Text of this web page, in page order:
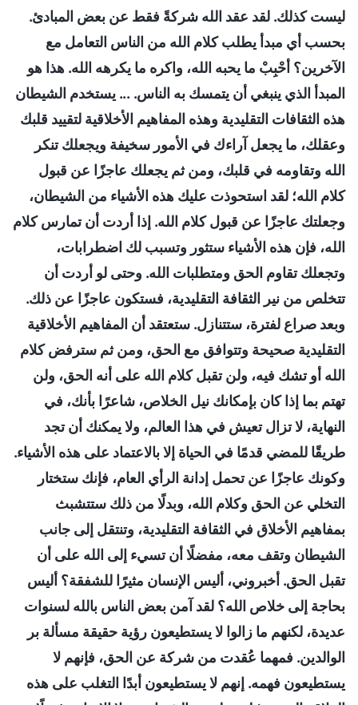
ليست كذلك. لقد عقد الله شركةً فقط عن بعض المبادئ.
بحسب أي مبدأ يطلب كلام الله من الناس التعامل مع
الآخرين؟ أحْبِبْ ما يحبه الله، واكره ما يكرهه الله. هذا هو
المبدأ الذي ينبغي أن يتمسك به الناس. ... يستخدم الشيطان
هذه الثقافات التقليدية وهذه المفاهيم الأخلاقية لتقييد قلبك
وعقلك، ما يجعل آراءك في الأمور سخيفة ويجعلك تنكر
الله وتقاومه في قلبك، ومن ثم يجعلك عاجزًا عن قبول
كلام الله؛ لقد استحوذت عليك هذه الأشياء من الشيطان،
وجعلتك عاجزًا عن قبول كلام الله. إذا أردت أن تمارس كلام
الله، فإن هذه الأشياء ستثور وتسبب لك اضطرابات،
وتجعلك تقاوم الحق ومتطلبات الله. وحتى لو أردت أن
تتخلص من نير الثقافة التقليدية، فستكون عاجزًا عن ذلك.
وبعد صراع لفترة، ستتنازل. ستعتقد أن المفاهيم الأخلاقية
التقليدية صحيحة وتتوافق مع الحق، ومن ثم سترفض كلام
الله أو تشك فيه، ولن تقبل كلام الله على أنه الحق، ولن
تهتم بما إذا كان بإمكانك نيل الخلاص، شاعرًا بأنك، في
النهاية، لا تزال تعيش في هذا العالم، ولا يمكنك أن تجد
طريقًا للمضي قدمًا في الحياة إلا بالاعتماد على هذه الأشياء.
وكونك عاجزًا عن تحمل إدانة الرأي العام، فإنك ستختار
التخلي عن الحق وكلام الله، وبدلًا من ذلك ستتشبث
بمفاهيم الأخلاق في الثقافة التقليدية، وتنتقل إلى جانب
الشيطان وتقف معه، مفضلًا أن تسيء إلى الله على أن
تقبل الحق. أخبروني، أليس الإنسان مثيرًا للشفقة؟ أليس
بحاجة إلى خلاص الله؟ لقد آمن بعض الناس بالله لسنوات
عديدة، لكنهم ما زالوا لا يستطيعون رؤية حقيقة مسألة بر
الوالدين. فمهما عُقدت من شركة عن الحق، فإنهم لا
يستطيعون فهمه. إنهم لا يستطيعون أبدًا التغلب على هذه